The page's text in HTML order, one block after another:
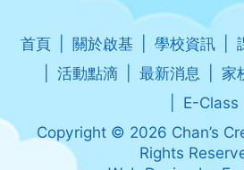
首頁 關於啟基 學校資訊
活動點滴
最新消息 家
E-Class
Copyright © 2026 Chan’s
Rights